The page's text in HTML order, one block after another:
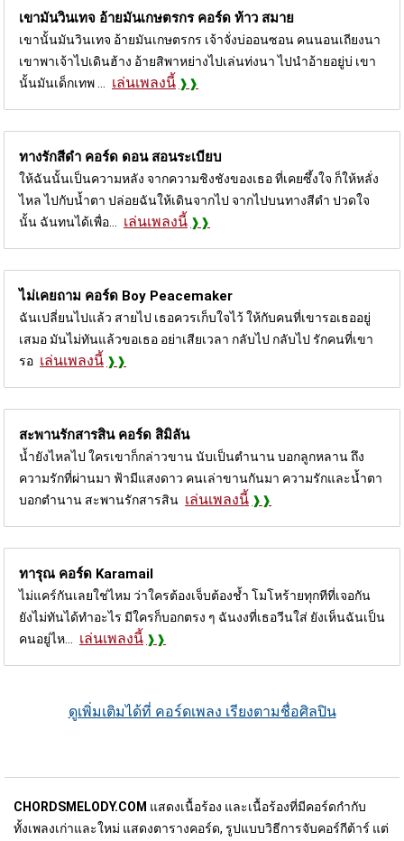
เขามันวินเทจ อ้ายมันเกษตรกร คอร์ด ท้าว สมาย
เขานั้นมันวินเทจ อ้ายมันเกษตรกร เจ้าจั่งบ่ออนซอน คนนอนเถียงนา
เขาพาเจ้าไปเดินฮ้าง อ้ายสิพาหย่างไปเล่นท่งนา ไปนำอ้ายอยู่บ่ เขา
นั้นมันเด็กเทพ ...
เล่นเพลงนี้
ทางรักสีดํา คอร์ด ดอน สอนระเบียบ
ให้ฉันนั้นเป็นความหลัง จากความชิงชังของเธอ ที่เคยซึ้งใจ ก็ให้หลั่ง
ไหล ไปกับน้ำตา ปล่อยฉันให้เดินจากไป จากไปบนทางสีดำ ปวดใจ
นั้น ฉันทนได้เพื่อ...
เล่นเพลงนี้
ไม่เคยถาม คอร์ด Boy Peacemaker
ฉันเปลี่ยนไปแล้ว สายไป เธอควรเก็บใจไว้ ให้กับคนที่เขารอเธออยู่
เสมอ มันไม่ทันแล้วขอเธอ อย่าเสียเวลา กลับไป กลับไป รักคนที่เขา
รอ เล่นเพลงนี้
สะพานรักสารสิน คอร์ด สิมิลัน
น้ำยังไหลไป ใครเขาก็กล่าวขาน นับเป็นตำนาน บอกลูกหลาน ถึง
ความรักที่ผ่านมา ฟ้ามีแสงดาว คนเล่าขานกันมา ความรักและน้ำตา
บอกตำนาน สะพานรักสารสิน เล่นเพลงนี้
ทารุณ คอร์ด Karamail
ไม่แคร์กันเลยใช่ไหม ว่าใครต้องเจ็บต้องช้ำ โมโหร้ายทุกทีที่เจอกัน
ยังไม่ทันได้ทำอะไร มีใครก็บอกตรง ๆ ฉันงงที่เธอวีนใส่ ยังเห็นฉันเป็น
คนอยู่ไห...
เล่นเพลงนี้
ดูเพิ่มเติมได้ที่ คอร์ดเพลง เรียงตามชื่อศิลปิน
CHORDSMELODY.COM แสดงเนื้อร้อง และเนื้อร้องที่มีคอร์ดกำกับ
ทั้งเพลงเก่าและใหม่ แสดงตารางคอร์ด, รูปแบบวิธีการจับคอร์กีต้าร์ แต่